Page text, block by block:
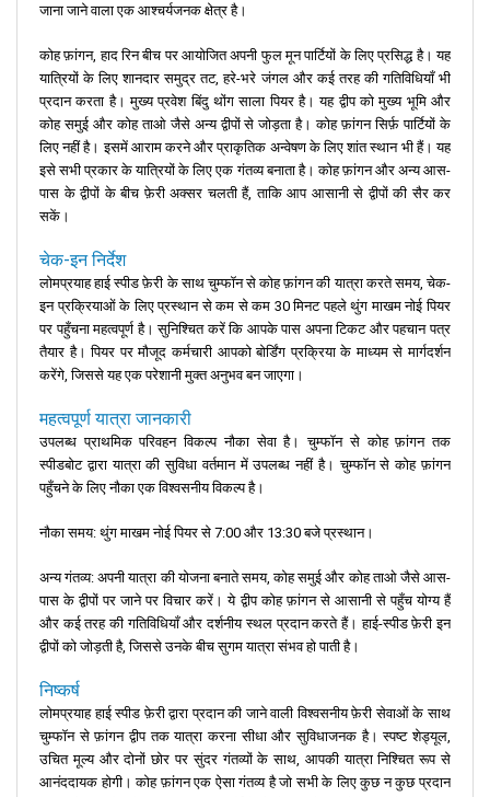
जाना जाने वाला एक आश्चर्यजनक क्षेत्र है।
कोह फ़ांगन, हाद रिन बीच पर आयोजित अपनी फुल मून पार्टियों के लिए प्रसिद्ध है। यह
यात्रियों के लिए शानदार समुद्र तट, हरे-भरे जंगल और कई तरह की गतिविधियाँ भी
प्रदान करता है। मुख्य प्रवेश बिंदु थोंग साला पियर है। यह द्वीप को मुख्य भूमि और
कोह समुई और कोह ताओ जैसे अन्य द्वीपों से जोड़ता है। कोह फ़ांगन सिर्फ़ पार्टियों के
लिए नहीं है। इसमें आराम करने और प्राकृतिक अन्वेषण के लिए शांत स्थान भी हैं। यह
इसे सभी प्रकार के यात्रियों के लिए एक गंतव्य बनाता है। कोह फ़ांगन और अन्य आस-
पास के द्वीपों के बीच फ़ेरी अक्सर चलती हैं, ताकि आप आसानी से द्वीपों की सैर कर
सकें।
चेक-इन निर्देश
लोमप्रयाह हाई स्पीड फ़ेरी के साथ चुम्फॉन से कोह फ़ांगन की यात्रा करते समय, चेक-
इन प्रक्रियाओं के लिए प्रस्थान से कम से कम 30 मिनट पहले थुंग माखम नोई पियर
पर पहुँचना महत्वपूर्ण है। सुनिश्चित करें कि आपके पास अपना टिकट और पहचान पत्र
तैयार है। पियर पर मौजूद कर्मचारी आपको बोर्डिंग प्रक्रिया के माध्यम से मार्गदर्शन
करेंगे, जिससे यह एक परेशानी मुक्त अनुभव बन जाएगा।
महत्वपूर्ण यात्रा जानकारी
उपलब्ध प्राथमिक परिवहन विकल्प नौका सेवा है। चुम्फॉन से कोह फ़ांगन तक
स्पीडबोट द्वारा यात्रा की सुविधा वर्तमान में उपलब्ध नहीं है। चुम्फॉन से कोह फ़ांगन
पहुँचने के लिए नौका एक विश्वसनीय विकल्प है।
नौका समय: थुंग माखम नोई पियर से 7:00 और 13:30 बजे प्रस्थान।
अन्य गंतव्य: अपनी यात्रा की योजना बनाते समय, कोह समुई और कोह ताओ जैसे आस-
पास के द्वीपों पर जाने पर विचार करें। ये द्वीप कोह फ़ांगन से आसानी से पहुँच योग्य हैं
और कई तरह की गतिविधियाँ और दर्शनीय स्थल प्रदान करते हैं। हाई-स्पीड फ़ेरी इन
द्वीपों को जोड़ती है, जिससे उनके बीच सुगम यात्रा संभव हो पाती है।
निष्कर्ष
लोमप्रयाह हाई स्पीड फ़ेरी द्वारा प्रदान की जाने वाली विश्वसनीय फ़ेरी सेवाओं के साथ
चुम्फॉन से फ़ांगन द्वीप तक यात्रा करना सीधा और सुविधाजनक है। स्पष्ट शेड्यूल,
उचित मूल्य और दोनों छोर पर सुंदर गंतव्यों के साथ, आपकी यात्रा निश्चित रूप से
आनंददायक होगी। कोह फ़ांगन एक ऐसा गंतव्य है जो सभी के लिए कुछ न कुछ प्रदान